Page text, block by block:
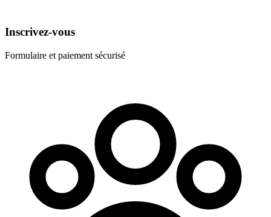
Inscrivez-vous
Formulaire et paiement sécurisé